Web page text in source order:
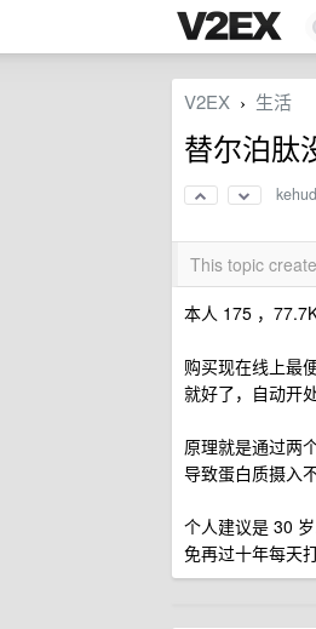
V2EX › 生活
替尔泊肽
This topic
本人 175 ，
购买现在线上最
就好了，自动开
原理就是通过两
导致蛋白质摄入
个人建议是 30
免再过十年每天